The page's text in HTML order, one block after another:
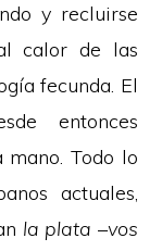
y recluirse
calor de las
fecunda. El
entonces
Todo lo
actuales,
la plata –vos